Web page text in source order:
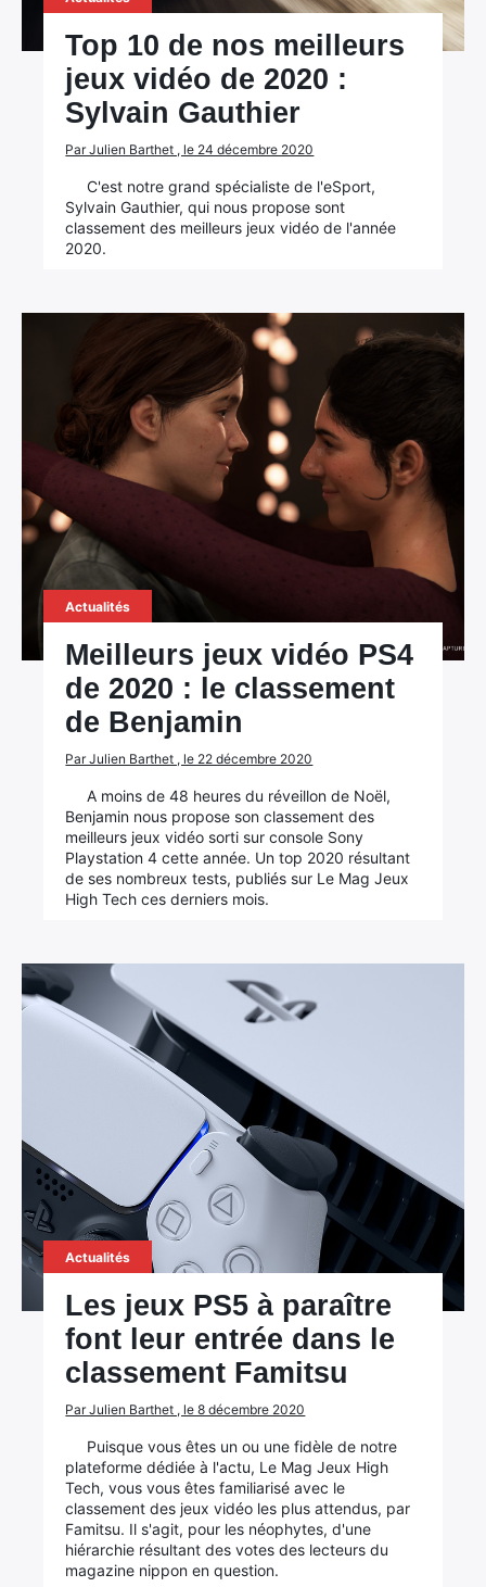
Top 10 de nos meilleurs
jeux vidéo de 2020 :
Sylvain Gauthier
Par Julien Barthet , le 24 décembre 2020
C'est notre grand spécialiste de l'eSport,
Sylvain Gauthier, qui nous propose sont
classement des meilleurs jeux vidéo de l'année
2020.
Actualités
Meilleurs jeux vidéo PS4
de 2020 : le classement
de Benjamin
Par Julien Barthet , le 22 décembre 2020
A moins de 48 heures du réveillon de Noël,
Benjamin nous propose son classement des
meilleurs jeux vidéo sorti sur console Sony
Playstation 4 cette année. Un top 2020 résultant
de ses nombreux tests, publiés sur Le Mag Jeux
High Tech ces derniers mois.
Actualités
Les jeux PS5 à paraître
font leur entrée dans le
classement Famitsu
Par Julien Barthet , le 8 décembre 2020
Puisque vous êtes un ou une fidèle de notre
plateforme dédiée à l'actu, Le Mag Jeux High
Tech, vous vous êtes familiarisé avec le
classement des jeux vidéo les plus attendus, par
Famitsu. Il s'agit, pour les néophytes, d'une
hiérarchie résultant des votes des lecteurs du
magazine nippon en question.